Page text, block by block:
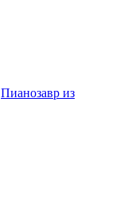
Пианозавр из